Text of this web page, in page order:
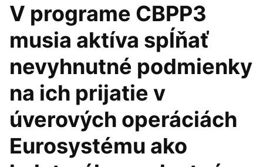
V programe CBPP3
musia aktíva spĺňať
nevyhnutné podmienky
na ich prijatie v
úverových operáciách
Eurosystému ako